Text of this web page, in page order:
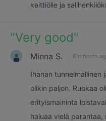
keittiölle ja
"Very good"
Minna S. 8 months
Ihanan tunnelmallinen
olikin paljon. Ruokaa
erityismaininta
haluaa vielä